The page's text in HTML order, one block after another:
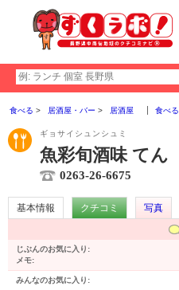
食べる 居酒屋・バー 居酒屋 食べる
ギョサイシュンシュミ
魚彩旬酒味 てん
0263-26-6675
基本情報 クチコミ
写真
じぶんのお気に入り:
メモ:
みんなのお気に入り: